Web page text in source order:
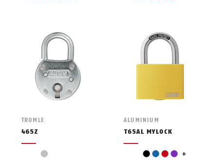
TROMLE
465Z
sølv
ALUMINIUM
T65AL MYLOCK
svart
blårødfiolett
hvit +